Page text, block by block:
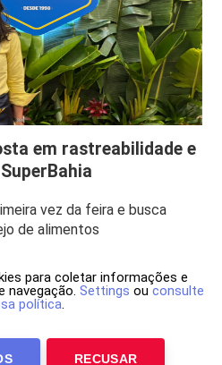
em rastreabilidade e
vez da feira e busca
de alimentos
para coletar informações e
navegação. Settings ou consulte
política.
RECUSAR